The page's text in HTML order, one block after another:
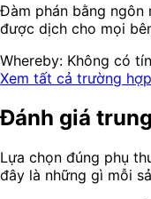
Đàm phán bằng ngôn
được dịch cho mọi
Whereby: Không có
Xem tất cả trường
Đánh giá
Lựa chọn đúng phụ
đây là những gì mỗi